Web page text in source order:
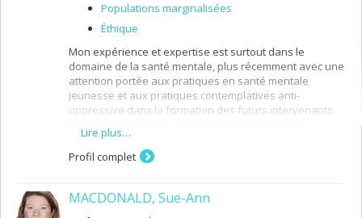
Populations marginalisées
Éthique
Mon expérience et expertise est surtout dans le
domaine de la santé mentale, plus récemment avec une
attention portée aux pratiques en santé mentale
jeunesse et aux pratiques contemplatives anti-
oppressive dans la formation des futurs intervenants.
connaissances et intérêts autour de : l’intervention en
santé mentale en milieu institutionnel et
communautaire; des processus de marginalisation,
reproduction des rapports de pouvoir.
Lire plus…
Profil complet
MACDONALD, Sue-Ann